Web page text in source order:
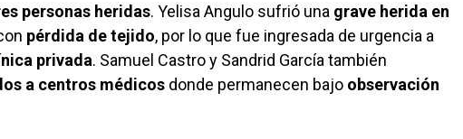
personas heridas. Yelisa Angulo sufrió una grave herida en
pérdida de tejido, por lo que fue ingresada de urgencia a
privada. Samuel Castro y Sandrid García también
a centros médicos donde permanecen bajo observación